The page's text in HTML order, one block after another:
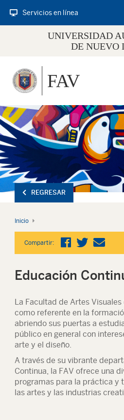
Servicios en línea
UNIVERSIDAD
DE NUEVO
FAV
REGRESAR
Inicio
Compartir:
Educación
La Facultad de Artes
como referente en la
abriendo sus puertas a
público en general con
arte y el diseño.
A través de su vibrante
Continua, la FAV ofrece una
programas para la práctica y
las artes y las industrias